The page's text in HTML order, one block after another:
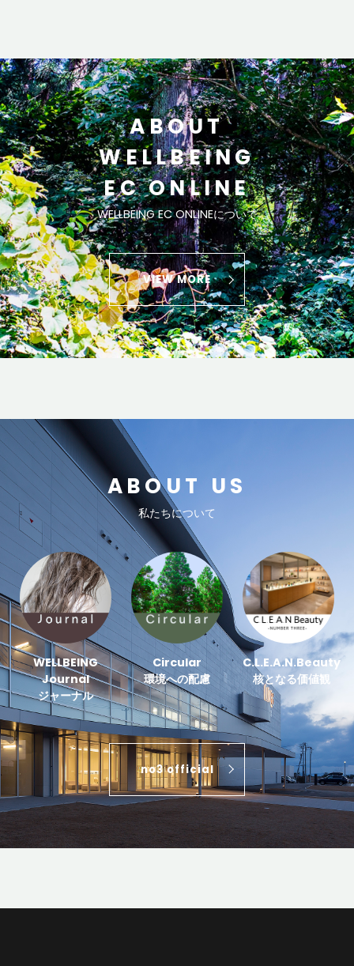
ABOUT
WELLBEING
EC ONLINE
WELLBEING EC ONLINEについて
VIEW MORE
ABOUT US
私たちについて
WELLBEING
Journal
ジャーナル
Circular
環境への配慮
C.L.E.A.N.Beauty
核となる価値観
no3 official